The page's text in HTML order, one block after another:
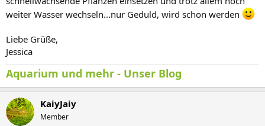
weiter Wasser wechseln...nur Geduld, wird schon werden
Liebe Grüße,
Jessica
Aquarium und mehr - Unser Blog
KaiyJaiy
Member